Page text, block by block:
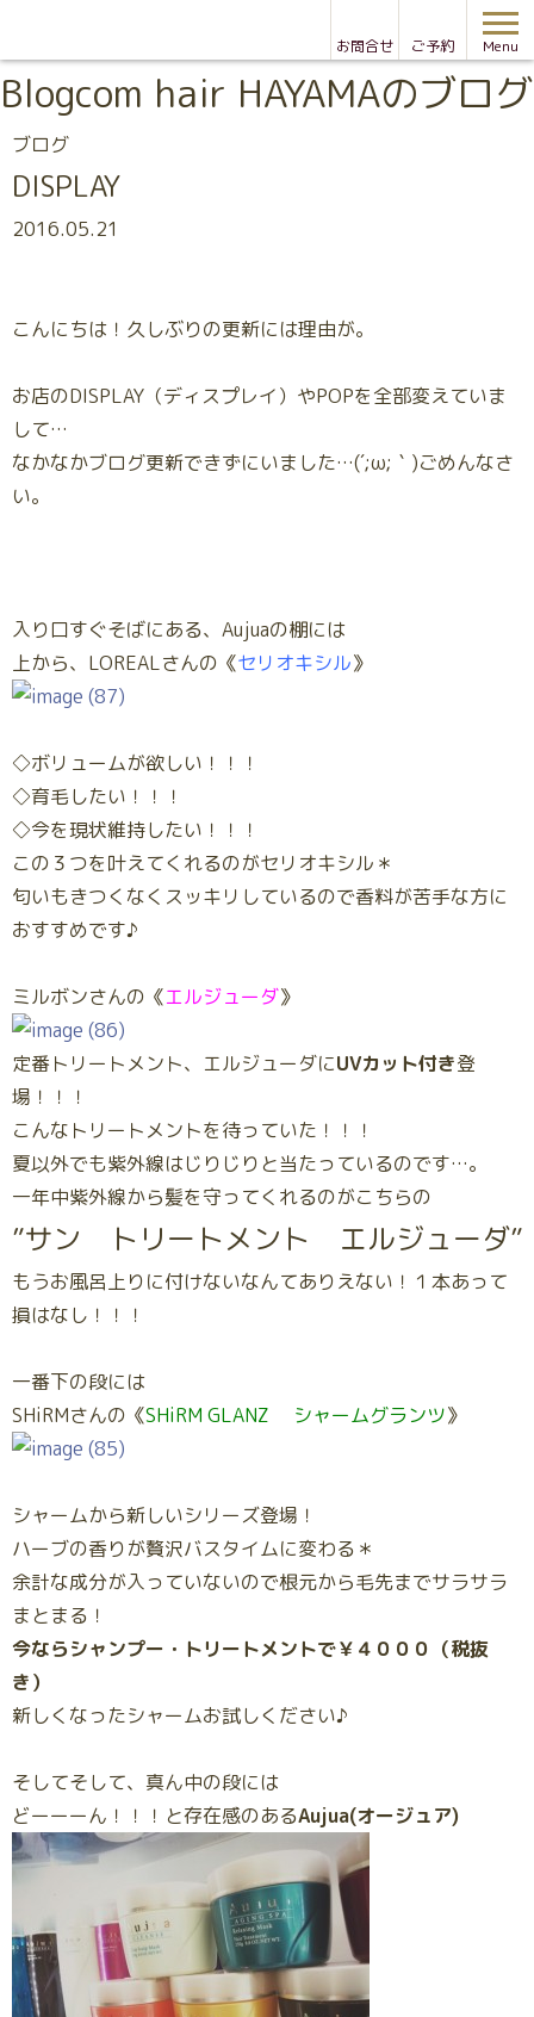
お問合せ ご予約 Menu
Blogcom hair HAYAMAのブログ
ブログ
DISPLAY
2016.05.21
こんにちは！久しぶりの更新には理由が。
お店のDISPLAY（ディスプレイ）やPOPを全部変えていま
して…
なかなかブログ更新できずにいました…(´;ω;｀)ごめんなさ
い。
入り口すぐそばにある、Aujuaの棚には
上から、LOREALさんの《セリオキシル》
◇ボリュームが欲しい！！！
◇育毛したい！！！
◇今を現状維持したい！！！
この３つを叶えてくれるのがセリオキシル＊
匂いもきつくなくスッキリしているので香料が苦手な方に
おすすめです♪
ミルボンさんの《エルジューダ》
定番トリートメント、エルジューダにUVカット付き登
場！！！
こんなトリートメントを待っていた！！！
夏以外でも紫外線はじりじりと当たっているのです…。
一年中紫外線から髪を守ってくれるのがこちらの
”サン トリートメント エルジューダ”
もうお風呂上りに付けないなんてありえない！１本あって
損はなし！！！
一番下の段には
SHiRMさんの《SHiRM GLANZ シャームグランツ》
シャームから新しいシリーズ登場！
ハーブの香りが贅沢バスタイムに変わる＊
余計な成分が入っていないので根元から毛先までサラサラ
まとまる！
今ならシャンプー・トリートメントで￥４０００（税抜
き）
新しくなったシャームお試しください♪
そしてそして、真ん中の段には
どーーーん！！！と存在感のあるAujua(オージュア)